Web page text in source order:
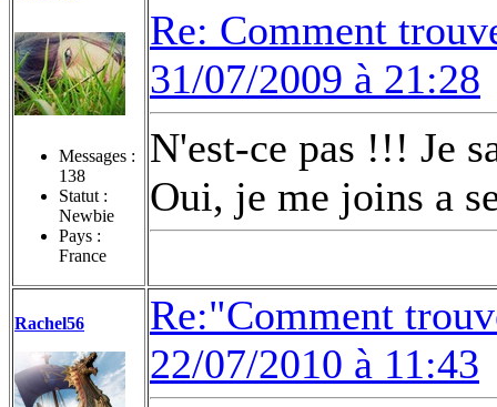
Messages :
138
Statut :
Newbie
Pays :
France
Re: Comment
31/07/2009 à 21:28
N'est-ce pas !!! Je
Oui, je me joins a
Rachel56
Re:"Comment
22/07/2010 à 11:43